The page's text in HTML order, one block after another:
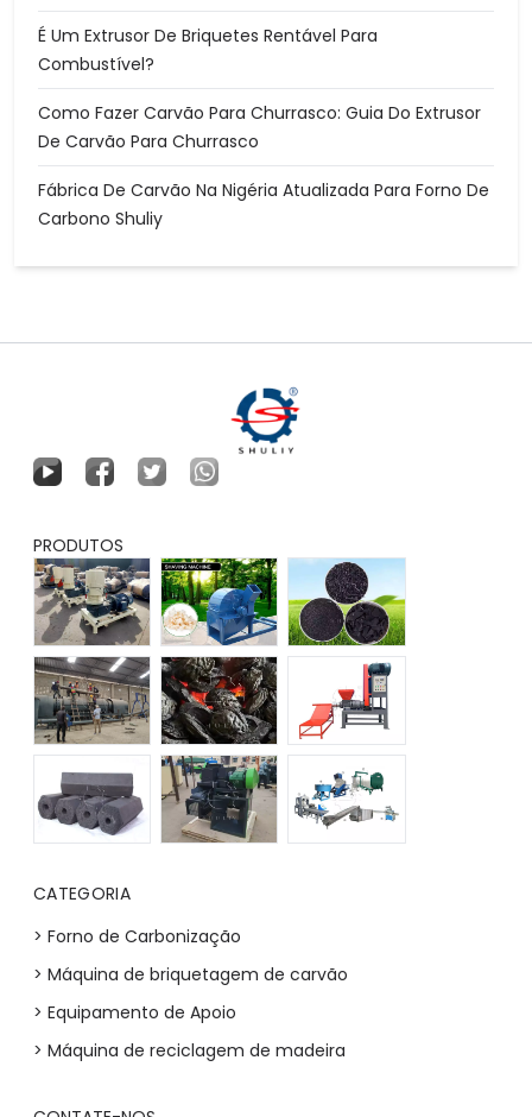
É Um Extrusor De Briquetes Rentável Para
Combustível?
Como Fazer Carvão Para Churrasco: Guia Do Extrusor
De Carvão Para Churrasco
Fábrica De Carvão Na Nigéria Atualizada Para Forno De
Carbono Shuliy
PRODUTOS
CATEGORIA
> Forno de Carbonização
> Máquina de briquetagem de carvão
> Equipamento de Apoio
> Máquina de reciclagem de madeira